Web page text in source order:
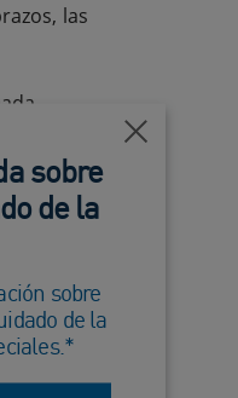
las
de los
a mejorar su
Cerca
sobre
de la
sobre
de la